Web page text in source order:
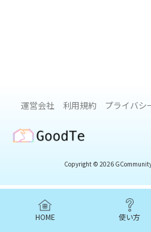
HOME 使い方
運営会社 利用規約 プライバシ
GoodTe
Copyright © 2026